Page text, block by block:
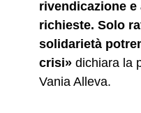
rivendicazione
richieste. Solo
solidarietà
crisi» dichiara la
Vania Alleva.